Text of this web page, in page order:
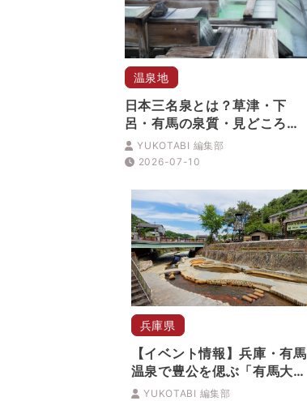
温泉地
日本三名泉とは？草津・下
呂・有馬の泉質・見どころ・
アクセスを徹底解説
YUKOTABI 編集部
2026-07-10
兵庫県
【イベント情報】兵庫・有馬
温泉で豊公を偲ぶ「有馬大茶
会」YUKOTABI 編集部